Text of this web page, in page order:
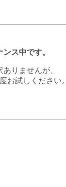
ス中です。
りませんが、
お試しください。